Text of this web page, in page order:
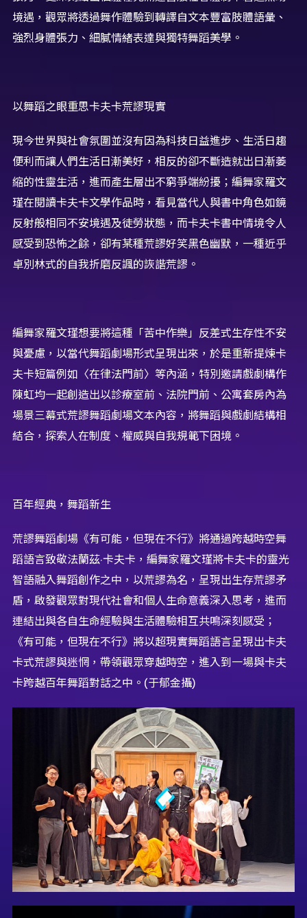
境遇，觀眾將透過舞作體驗到轉譯自文本豐富肢體語彙、
強烈身體張力、細膩情緒表達與獨特舞蹈美學。
以舞蹈之眼重思卡夫卡荒謬現實
現今世界與社會氛圍並沒有因為科技日益進步、生活日趨
便利而讓人們生活日漸美好，相反的卻不斷造就出日漸萎
縮的性靈生活，進而產生層出不窮爭端紛擾；編舞家羅文
瑾在閱讀卡夫卡文學作品時，看見當代人與書中角色如鏡
反射般相同不安境遇及徒勞狀態，而卡夫卡書中情境令人
感受到恐怖之餘，卻有某種荒謬好笑黑色幽默，一種近乎
卓別林式的自我折磨反諷的詼諧荒謬。
編舞家羅文瑾想要將這種「苦中作樂」反差式生存性不安
與憂慮，以當代舞蹈劇場形式呈現出來，於是重新提煉卡
夫卡短篇例如〈在律法門前〉等內涵，特別邀請戲劇構作
陳虹均一起創造出以診療室前、法院門前、公寓套房內為
場景三幕式荒謬舞蹈劇場文本內容，將舞蹈與戲劇結構相
結合，探索人在制度、權威與自我規範下困境。
百年經典，舞蹈新生
荒謬舞蹈劇場《有可能，但現在不行》將通過跨越時空舞
蹈語言致敬法蘭茲·卡夫卡，編舞家羅文瑾將卡夫卡的靈光
智語融入舞蹈創作之中，以荒謬為名，呈現出生存荒謬矛
盾，啟發觀眾對現代社會和個人生命意義深入思考，進而
連結出與各自生命經驗與生活體驗相互共鳴深刻感受；
《有可能，但現在不行》將以超現實舞蹈語言呈現出卡夫
卡式荒謬與迷惘，帶領觀眾穿越時空，進入到一場與卡夫
卡跨越百年舞蹈對話之中。(于郁金攝)